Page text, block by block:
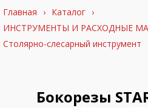
Главная › Каталог ›
ИНСТРУМЕНТЫ И РАСХОДНЫЕ
Столярно-слесарный инструмент
Бокорезы